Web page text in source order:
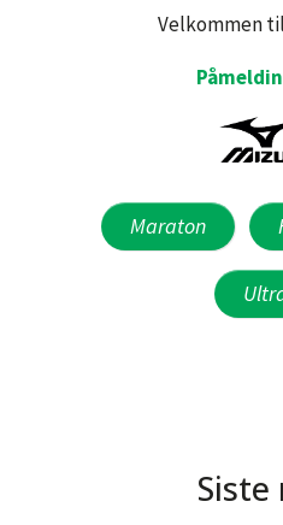
Velkommen
Maraton